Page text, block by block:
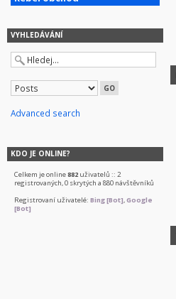
VYHLEDÁVÁNÍ
Advanced search
KDO JE ONLINE?
Celkem je online882 uživatelů :: 2
registrovaných, 0 skrytých a 880 návštěvníků
Registrovaní uživatelé: Bing [Bot],Google
[Bot]